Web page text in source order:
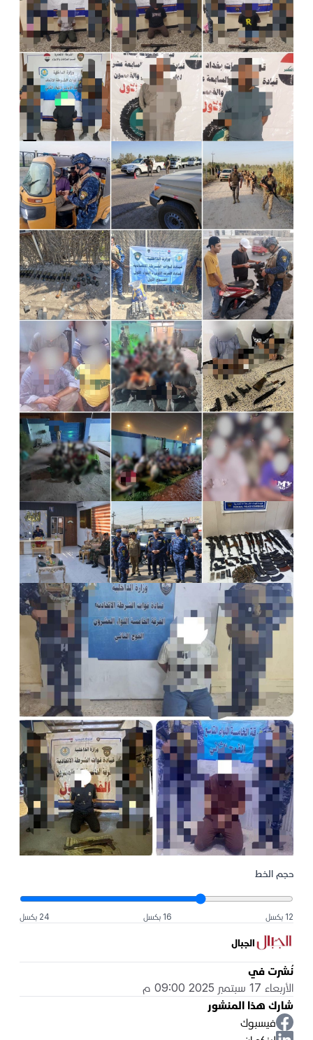
حجم الخط
12 بكسل 16 بكسل 24 بكسل
الجبال
نُشرت في
الأربعاء 17 سبتمبر 2025 09:00 م
شارك هذا المنشور
فيسبوك